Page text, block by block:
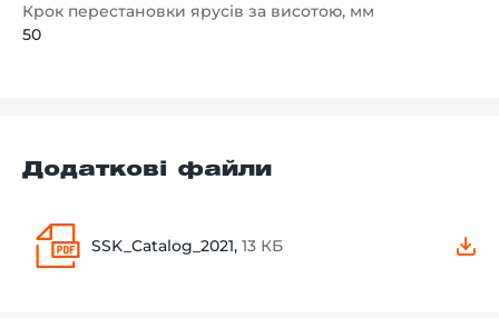
Крок перестановки ярусів за висотою, мм
50
Додаткові файли
SSK_Catalog_2021, 13 КБ